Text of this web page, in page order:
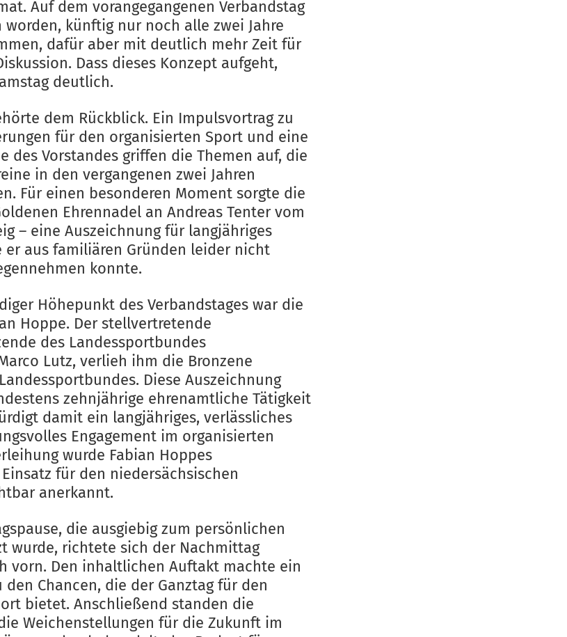
Auf dem vorangegangenen Verbandstag
worden, künftig nur noch alle zwei Jahre
dafür aber mit deutlich mehr Zeit für
Dass dieses Konzept aufgeht,
deutlich.
dem Rückblick. Ein Impulsvortrag zu
für den organisierten Sport und eine
des Vorstandes griffen die Themen auf, die
in den vergangenen zwei Jahren
Für einen besonderen Moment sorgte die
Ehrennadel an Andreas Tenter vom
– eine Auszeichnung für langjähriges
er aus familiären Gründen leider nicht
konnte.
Höhepunkt des Verbandstages war die
Hoppe. Der stellvertretende
des Landessportbundes
Lutz, verlieh ihm die Bronzene
Diese Auszeichnung
zehnjährige ehrenamtliche Tätigkeit
damit ein langjähriges, verlässliches
Engagement im organisierten
wurde Fabian Hoppes
für den niedersächsischen
anerkannt.
die ausgiebig zum persönlichen
wurde, richtete sich der Nachmittag
vorn. Den inhaltlichen Auftakt machte ein
den Chancen, die der Ganztag für den
bietet. Anschließend standen die
Weichenstellungen für die Zukunft im